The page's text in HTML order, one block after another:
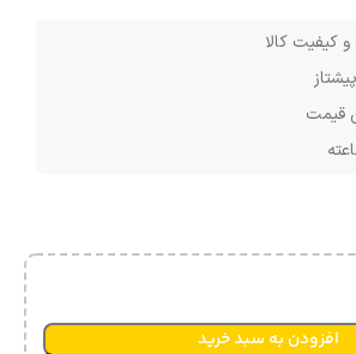
کیفیت کالا
قیمت
افزودن به سبد خرید